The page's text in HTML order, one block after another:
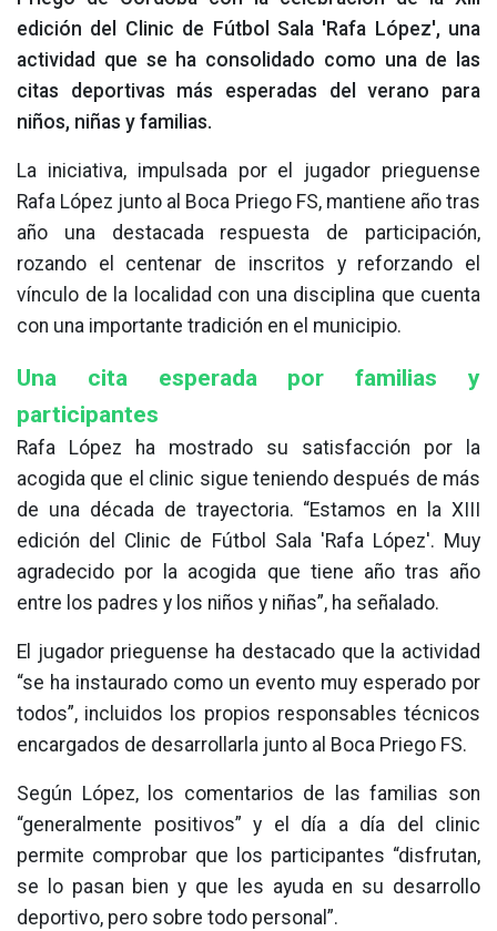
edición del Clinic de Fútbol Sala 'Rafa López', una
actividad que se ha consolidado como una de las
citas deportivas más esperadas del verano para
niños, niñas y familias.
La iniciativa, impulsada por el jugador prieguense
Rafa López junto al Boca Priego FS, mantiene año tras
año una destacada respuesta de participación,
rozando el centenar de inscritos y reforzando el
vínculo de la localidad con una disciplina que cuenta
con una importante tradición en el municipio.
Una cita esperada por familias y
participantes
Rafa López ha mostrado su satisfacción por la
acogida que el clinic sigue teniendo después de más
de una década de trayectoria. “Estamos en la XIII
edición del Clinic de Fútbol Sala 'Rafa López'. Muy
agradecido por la acogida que tiene año tras año
entre los padres y los niños y niñas”, ha señalado.
El jugador prieguense ha destacado que la actividad
“se ha instaurado como un evento muy esperado por
todos”, incluidos los propios responsables técnicos
encargados de desarrollarla junto al Boca Priego FS.
Según López, los comentarios de las familias son
“generalmente positivos” y el día a día del clinic
permite comprobar que los participantes “disfrutan,
se lo pasan bien y que les ayuda en su desarrollo
deportivo, pero sobre todo personal”.